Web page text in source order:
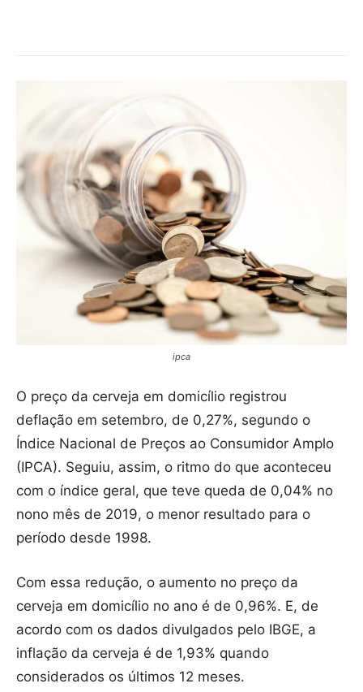
ipca
O preço da cerveja em domicílio registrou
deflação em setembro, de 0,27%, segundo o
Índice Nacional de Preços ao Consumidor Amplo
(IPCA). Seguiu, assim, o ritmo do que aconteceu
com o índice geral, que teve queda de 0,04% no
nono mês de 2019, o menor resultado para o
período desde 1998.
Com essa redução, o aumento no preço da
cerveja em domicílio no ano é de 0,96%. E, de
acordo com os dados divulgados pelo IBGE, a
inflação da cerveja é de 1,93% quando
considerados os últimos 12 meses.